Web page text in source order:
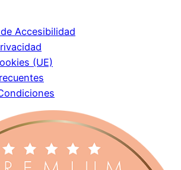
Accesibilidad
(UE)